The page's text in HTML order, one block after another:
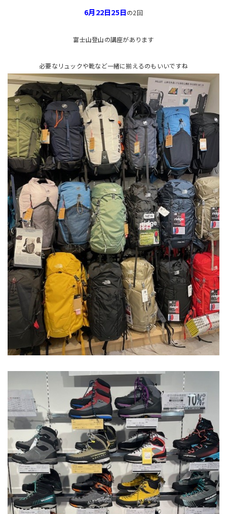
6月22日25日の2回
富士山登山の講座があります
必要なリュックや靴など一緒に揃えるのもいいですね